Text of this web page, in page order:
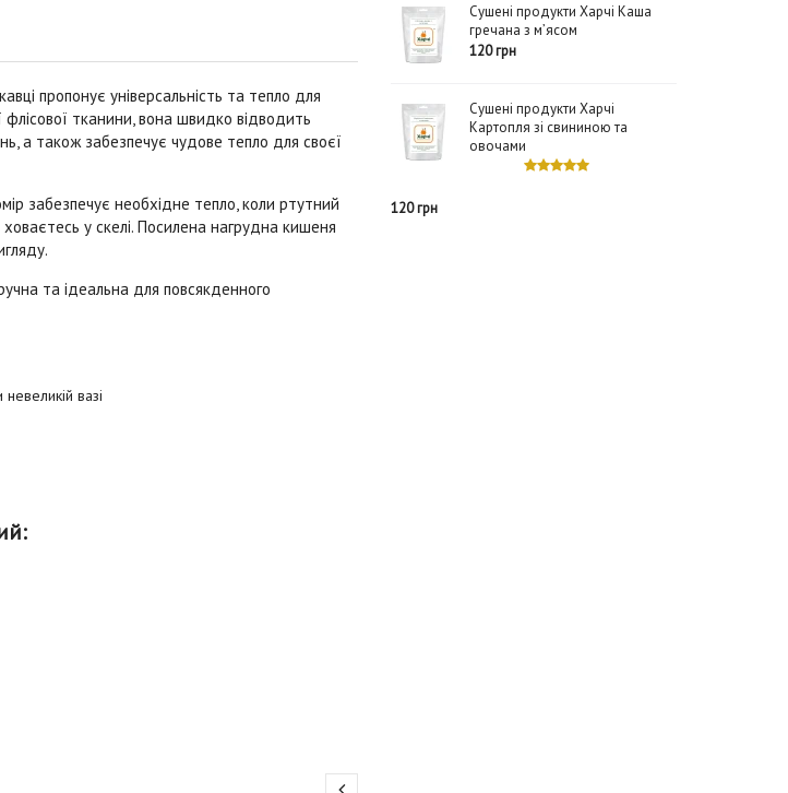
пропонує універсальність та тепло для
флісової тканини, вона швидко відводить
а також забезпечує чудове тепло для своєї
забезпечує необхідне тепло, коли ртутний
у скелі. Посилена нагрудна кишеня
та ідеальна для повсякденного
вазі
Сушені продукти Харчі Каша
гречана з м’ясом
120 грн
Сушені продукти Харчі
Картопля зі свининою та
овочами
120 грн